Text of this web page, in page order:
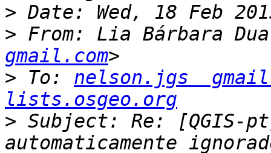
>
> From: Lia Bárbara
gmail.com
> To: nelson.jgs
lists.osgeo.org
> Subject: Re: [QGIS-